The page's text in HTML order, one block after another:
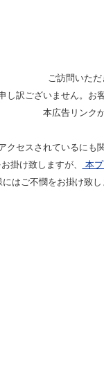
ご訪問いた
し訳ございません。お
本広告リンク
クセスされているにも
掛け致しますが、
本
にはご不憫をお掛け致